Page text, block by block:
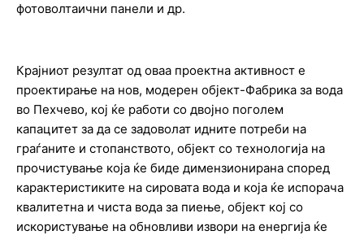
фотоволтаични панели и др.
Крајниот резултат од оваа проектна активност е
проектирање на нов, модерен објект-Фабрика за вода
во Пехчево, кој ќе работи со двојно поголем
капацитет за да се задоволат идните потреби на
граѓаните и стопанството, објект со технологија на
прочистување која ќе биде димензионирана според
карактеристиките на сировата вода и која ќе испорача
квалитетна и чиста вода за пиење, објект кој со
искористување на обновливи извори на енергија ќе